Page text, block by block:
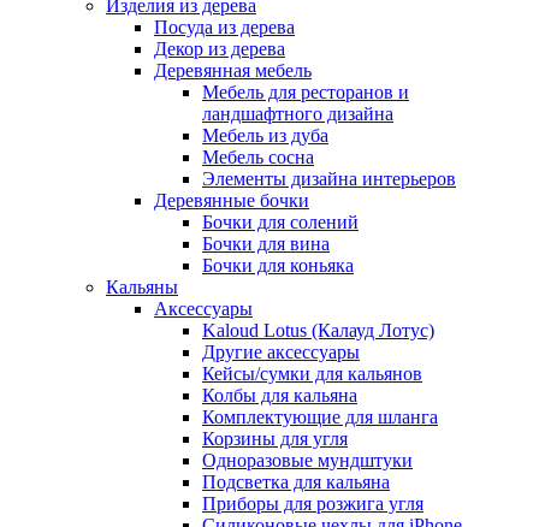
Изделия из дерева
Посуда из дерева
Декор из дерева
Деревянная мебель
Мебель для ресторанов и
ландшафтного дизайна
Мебель из дуба
Мебель сосна
Элементы дизайна интерьеров
Деревянные бочки
Бочки для солений
Бочки для вина
Бочки для коньяка
Кальяны
Аксессуары
Kaloud Lotus (Калауд Лотус)
Другие аксессуары
Кейсы/сумки для кальянов
Колбы для кальяна
Комплектующие для шланга
Корзины для угля
Одноразовые мундштуки
Подсветка для кальяна
Приборы для розжига угля